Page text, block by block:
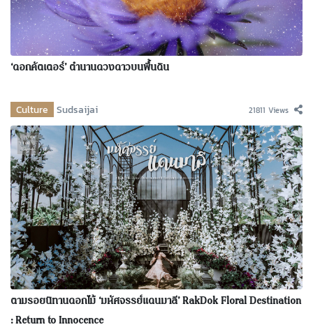
‘ดอกคัตเตอร์’ ตำนานดวงดาวบนพื้นดิน
Culture Sudsaijai 21811 Views
ตามรอยนิทานดอกไม้ ‘มหัศจรรย์แดนมาลี’ RakDok Floral Destination
: Return to Innocence